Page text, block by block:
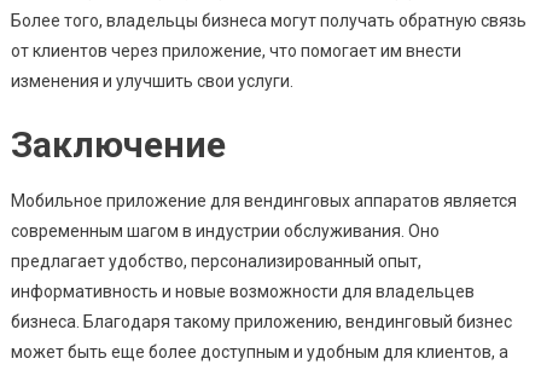
Более того, владельцы бизнеса могут получать обратную связь
от клиентов через приложение, что помогает им внести
изменения и улучшить свои услуги.
Заключение
Мобильное приложение для вендинговых аппаратов является
современным шагом в индустрии обслуживания. Оно
предлагает удобство, персонализированный опыт,
информативность и новые возможности для владельцев
бизнеса. Благодаря такому приложению, вендинговый бизнес
может быть еще более доступным и удобным для клиентов, а